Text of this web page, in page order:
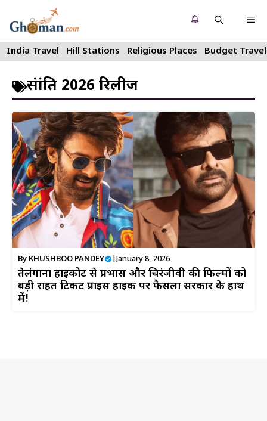
to
content
India Travel Hill Stations Religious Places Budget Travel
संक्रांति 2026 रिलीज
By KHUSHBOO PANDEY January 8, 2026
तेलंगाना हाईकोर्ट से प्रभास और चिरंजीवी की फिल्मों को
बड़ी राहत टिकट प्राइस हाइक पर फैसला सरकार के हाथ
में!